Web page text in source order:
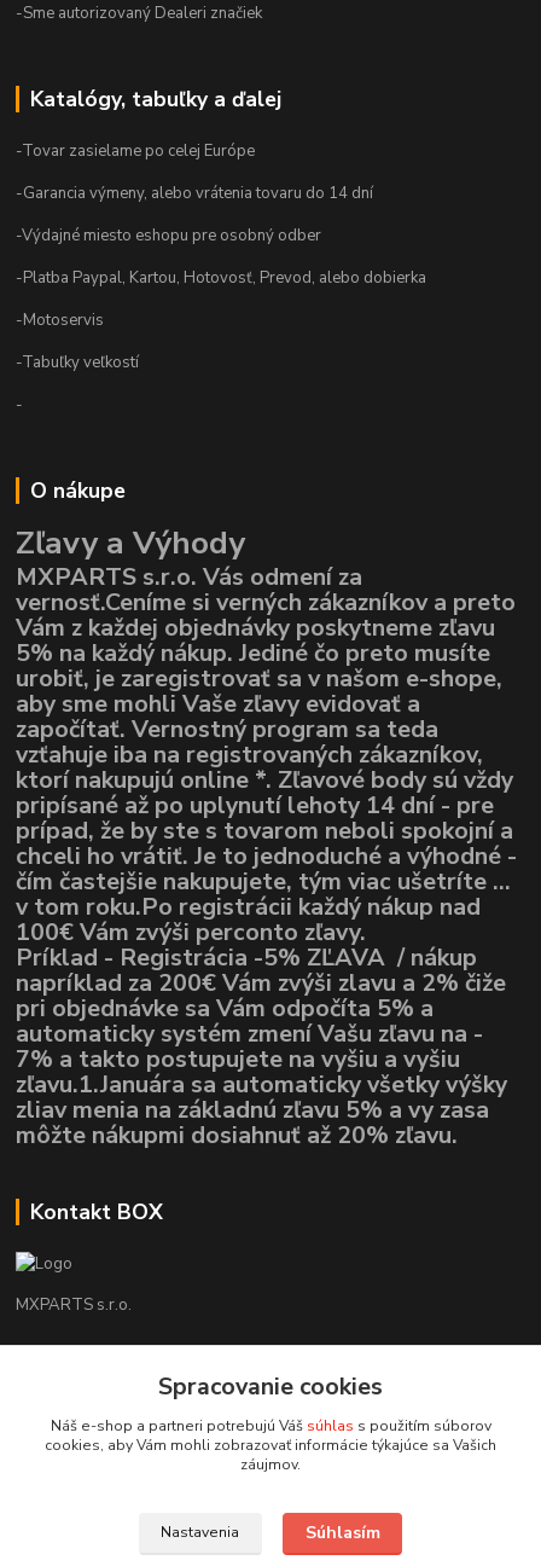
-Sme autorizovaný Dealeri značiek
Katalógy, tabuľky a ďalej
-Tovar zasielame po celej Európe
-Garancia výmeny, alebo vrátenia tovaru do 14 dní
-Výdajné miesto eshopu pre osobný odber
-Platba Paypal, Kartou, Hotovosť, Prevod, alebo dobierka
-Motoservis
-Tabuľky veľkostí
-
O nákupe
Zľavy a Výhody
MXPARTS s.r.o. Vás odmení za
vernosť.Ceníme si verných zákazníkov a preto
Vám z každej objednávky poskytneme zľavu
5% na každý nákup. Jediné čo preto musíte
urobiť, je zaregistrovať sa v našom e-shope,
aby sme mohli Vaše zľavy evidovať a
započítať. Vernostný program sa teda
vzťahuje iba na registrovaných zákazníkov,
ktorí nakupujú online *. Zľavové body sú vždy
pripísané až po uplynutí lehoty 14 dní - pre
prípad, že by ste s tovarom neboli spokojní a
chceli ho vrátiť. Je to jednoduché a výhodné -
čím častejšie nakupujete, tým viac ušetríte ...
v tom roku.Po registrácii každý nákup nad
100€ Vám zvýši perconto zľavy.
Príklad - Registrácia -5% ZĽAVA / nákup
napríklad za 200€ Vám zvýši zlavu a 2% čiže
pri objednávke sa Vám odpočíta 5% a
automaticky systém zmení Vašu zľavu na -
7% a takto postupujete na vyšiu a vyšiu
zľavu.1.Januára sa automaticky všetky výšky
zliav menia na základnú zľavu 5% a vy zasa
môžte nákupmi dosiahnuť až 20% zľavu.
Kontakt BOX
MXPARTS s.r.o.
+421948260186
motokrossk@gmail.com
Spracovanie cookies
Náš e-shop a partneri potrebujú Váš súhlas s použitím súborov
cookies, aby Vám mohli zobrazovať informácie týkajúce sa Vašich
záujmov.
Nastavenia Súhlasím